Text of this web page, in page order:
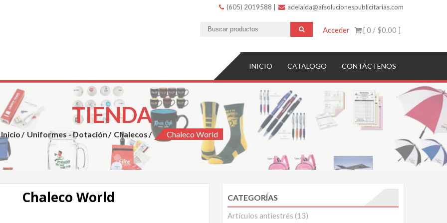
(605) 2019588 adelaida@afsolucionespublicitarias.com
[ 0 / $0.00 ]
Acceder
INICIO CATALOGO CONTÁCTENOS
TIENDA
Inicio Uniformes - Dotación Chalecos Chaleco World
Chaleco World CATEGORÍAS
Artículos antiestrés (13)